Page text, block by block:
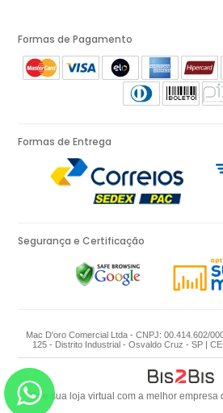
Formas de Pagamento
Formas de Entrega
Segurança e Certificação
Mac D'oro Comercial Ltda - CNPJ: 00.414.602/
125 - Distrito Industrial - Osvaldo Cruz - SP |
Crie sua loja virtual com a melhor empresa